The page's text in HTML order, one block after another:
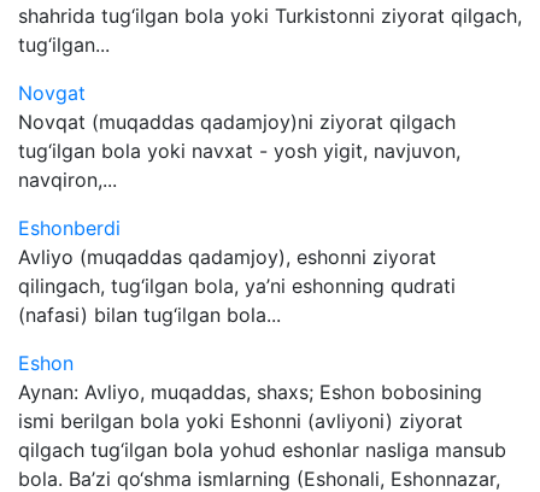
shahrida tug‘ilgan bola yoki Turkistonni ziyorat qilgach,
tug‘ilgan...
Novgat
Novqat (muqaddas qadamjoy)ni ziyorat qilgach
tug‘ilgan bola yoki navxat - yosh yigit, navjuvon,
navqiron,...
Eshonberdi
Avliyo (muqaddas qadamjoy), eshonni ziyorat
qilingach, tug‘ilgan bola, ya’ni eshonning qudrati
(nafasi) bilan tug‘ilgan bola...
Eshon
Aynan: Avliyo, muqaddas, shaxs; Eshon bobosining
ismi berilgan bola yoki Eshonni (avliyoni) ziyorat
qilgach tug‘ilgan bola yohud eshonlar nasliga mansub
bola. Ba’zi qo‘shma ismlarning (Eshonali, Eshonnazar,